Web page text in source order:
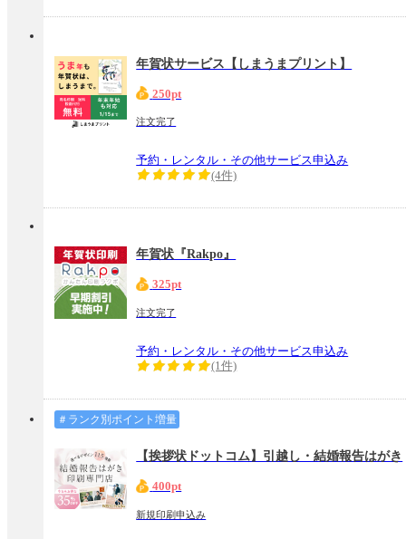
年賀状サービス【しまうまプリント】
250pt
注文完了
予約・レンタル・その他サービス申込み
(4件)
年賀状『Rakpo』
325pt
注文完了
予約・レンタル・その他サービス申込み
(1件)
＃ランク別ポイント増量
【挨拶状ドットコム】引越し・結婚報告はがき
400pt
新規印刷申込み